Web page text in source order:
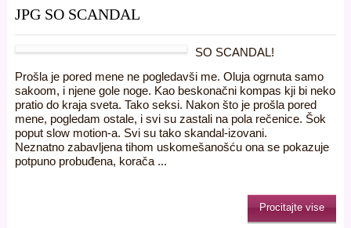
JPG SO SCANDAL
SO SCANDAL!
Prošla je pored mene ne pogledavši me. Oluja ogrnuta samo
sakoom, i njene gole noge. Kao beskonačni kompas kji bi neko
pratio do kraja sveta. Tako seksi. Nakon što je prošla pored
mene, pogledam ostale, i svi su zastali na pola rečenice. Šok
poput slow motion-a. Svi su tako skandal-izovani.
Neznatno zabavljena tihom uskomešanošću ona se pokazuje
potpuno probuđena, korača ...
Procitajte vise